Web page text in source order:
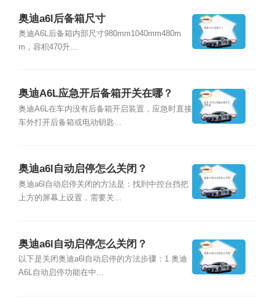
奥迪a6l后备箱尺寸
奥迪A6L后备箱内部尺寸980mm1040mm480m
m，容积470升...
奥迪A6L应急开后备箱开关在哪？
奥迪A6L在车内没有后备箱开启装置，应急时直接
车外打开后备箱或电动钥匙...
奥迪a6l自动启停怎么关闭？
奥迪a6l自动启停关闭的方法是：找到中控台挡把
上方的屏幕上设置，需要关...
奥迪a6l自动启停怎么关闭？
以下是关闭奥迪a6l自动启停的方法步骤：1.奥迪
A6L自动启停功能在中...